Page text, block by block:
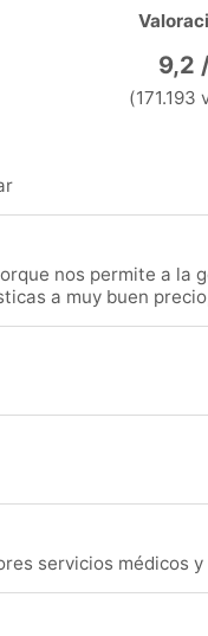
9,2
nos permite a la
a muy buen
servicios médicos